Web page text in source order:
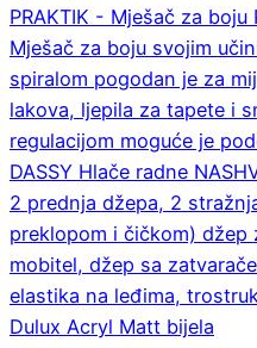
PRAKTIK - Mješač za boju
Mješač za boju svojim
spiralom pogodan je za
lakova, ljepila za tapete i
regulacijom moguće je
DASSY Hlače radne
2 prednja džepa, 2
preklopom i čičkom) džep
mobitel, džep sa
elastika na leđima,
Dulux Acryl Matt bijela